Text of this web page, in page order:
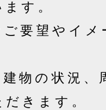
す。
ご要望やイ
物の状況、
きます。